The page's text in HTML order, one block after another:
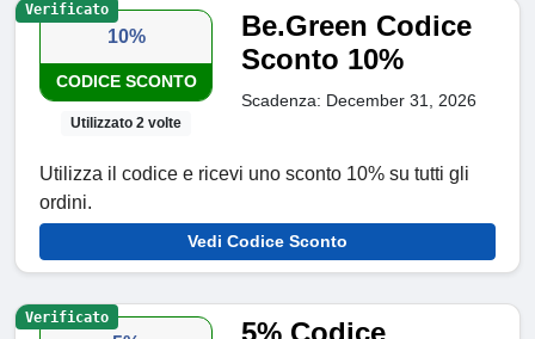
10%
CODICE SCONTO
Utilizzato 2 volte
Be.Green Codice
Sconto 10%
Scadenza: December 31, 2026
Utilizza il codice e ricevi uno sconto 10% su tutti gli
ordini.
Vedi Codice Sconto
Verificato
Verificato